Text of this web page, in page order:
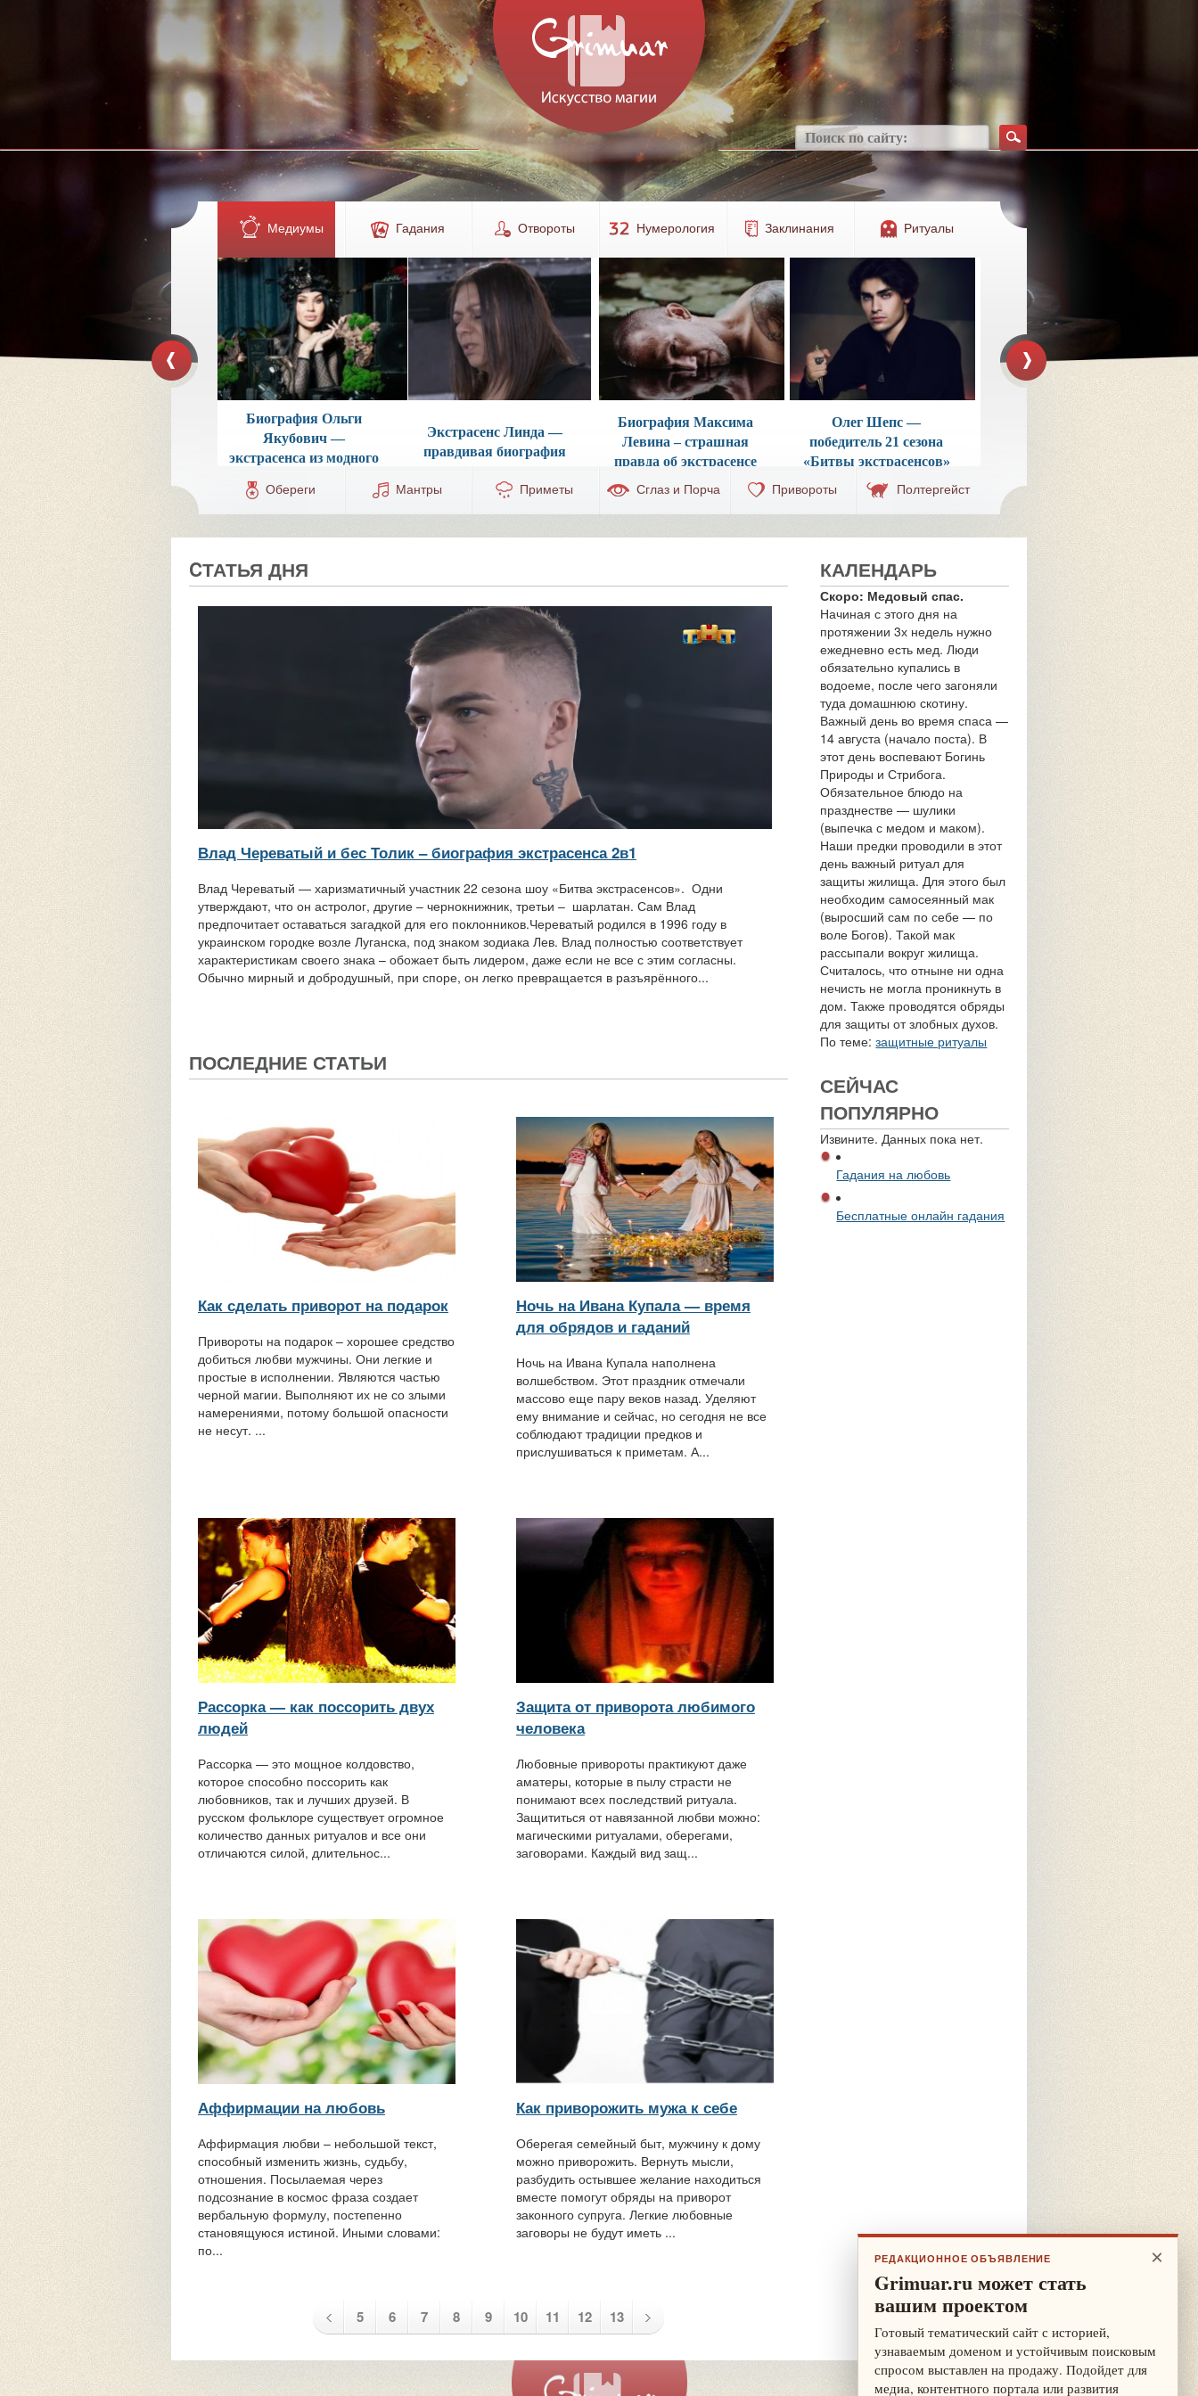
Медиумы Гадания Отвороты Нумерология Заклинания Ритуалы
Биография Ольги
Якубович —
экстрасенса из модного
Экстрасенс Линда —
правдивая биография
Биография Максима
Левина ‒ страшная
правда об экстрасенсе
Олег Шепс —
победитель 21 сезона
«Битвы экстрасенсов»
Обереги Мантры Приметы Сглаз и Порча Привороты Полтергейст
CТАТЬЯ ДНЯ
Влад Череватый и бес Толик – биография экстрасенса 2в1
Влад Череватый — харизматичный участник 22 сезона шоу «Битва экстрасенсов». Одни
утверждают, что он астролог, другие – чернокнижник, третьи – шарлатан. Сам Влад
предпочитает оставаться загадкой для его поклонников.Череватый родился в 1996 году в
украинском городке возле Луганска, под знаком зодиака Лев. Влад полностью соответствует
характеристикам своего знака – обожает быть лидером, даже если не все с этим согласны.
Обычно мирный и добродушный, при споре, он легко превращается в разъярённого...
ПОСЛЕДНИЕ СТАТЬИ
Как сделать приворот на подарок
Привороты на подарок – хорошее средство
добиться любви мужчины. Они легкие и
простые в исполнении. Являются частью
черной магии. Выполняют их не со злыми
намерениями, потому большой опасности
не несут. ...
Ночь на Ивана Купала — время
для обрядов и гаданий
Ночь на Ивана Купала наполнена
волшебством. Этот праздник отмечали
массово еще пару веков назад. Уделяют
ему внимание и сейчас, но сегодня не все
соблюдают традиции предков и
прислушиваться к приметам. А...
Рассорка — как поссорить двух
людей
Рассорка — это мощное колдовство,
которое способно поссорить как
любовников, так и лучших друзей. В
русском фольклоре существует огромное
количество данных ритуалов и все они
отличаются силой, длительнос...
Защита от приворота любимого
человека
Любовные привороты практикуют даже
аматеры, которые в пылу страсти не
понимают всех последствий ритуала.
Защититься от навязанной любви можно:
магическими ритуалами, оберегами,
заговорами. Каждый вид защ...
Аффирмации на любовь
Аффирмация любви – небольшой текст,
способный изменить жизнь, судьбу,
отношения. Посылаемая через
подсознание в космос фраза создает
вербальную формулу, постепенно
становящуюся истиной. Иными словами:
по...
Как приворожить мужа к себе
Оберегая семейный быт, мужчину к дому
можно приворожить. Вернуть мысли,
разбудить остывшее желание находиться
вместе помогут обряды на приворот
законного супруга. Легкие любовные
заговоры не будут иметь ...
5 6 7 8 9 10 11 12 13
КАЛЕНДАРЬ
Скоро: Медовый спас.
Начиная с этого дня на
протяжении 3х недель нужно
ежедневно есть мед. Люди
обязательно купались в
водоеме, после чего загоняли
туда домашнюю скотину.
Важный день во время спаса —
14 августа (начало поста). В
этот день воспевают Богинь
Природы и Стрибога.
Обязательное блюдо на
празднестве — шулики
(выпечка с медом и маком).
Наши предки проводили в этот
день важный ритуал для
защиты жилища. Для этого был
необходим самосеянный мак
(выросший сам по себе — по
воле Богов). Такой мак
рассыпали вокруг жилища.
Считалось, что отныне ни одна
нечисть не могла проникнуть в
дом. Также проводятся обряды
для защиты от злобных духов.
По теме:защитные ритуалы
СЕЙЧАС
ПОПУЛЯРНО
Извините. Данных пока нет.
Гадания на любовь
Бесплатные онлайн гадания
×
РЕДАКЦИОННОЕ ОБЪЯВЛЕНИЕ
Grimuar.ru может стать
вашим проектом
Готовый тематический сайт с историей,
узнаваемым доменом и устойчивым поисковым
спросом выставлен на продажу. Подойдет для
медиа, контентного портала или развития